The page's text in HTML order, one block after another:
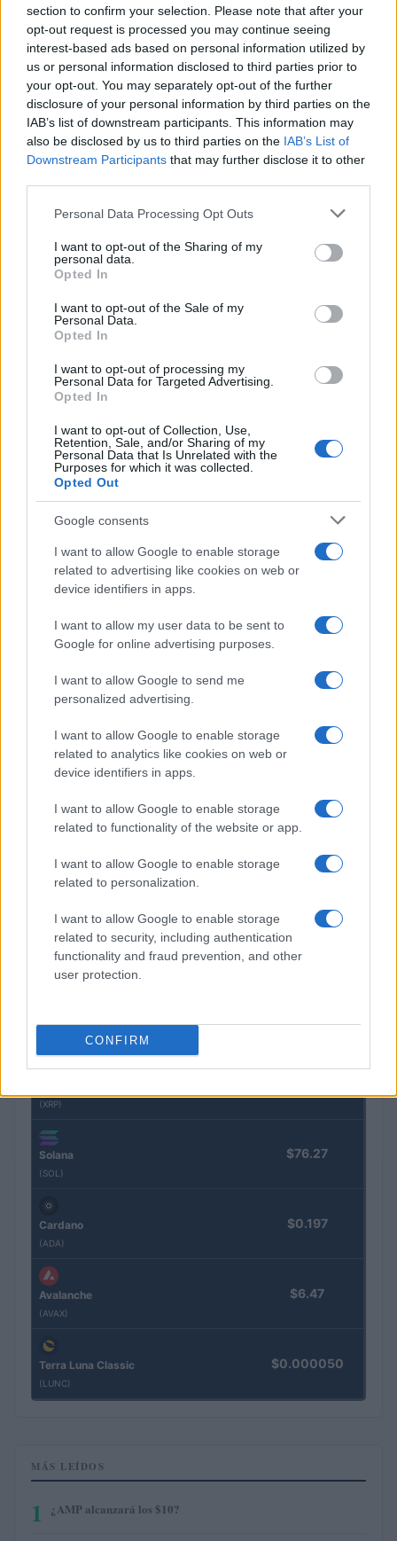
section to confirm your selection. Please note that after your
opt-out request is processed you may continue seeing
interest-based ads based on personal information utilized by
us or personal information disclosed to third parties prior to
your opt-out. You may separately opt-out of the further
disclosure of your personal information by third parties on the
IAB’s list of downstream participants. This information may
also be disclosed by us to third parties on the IAB’s List of
Downstream Participants that may further disclose it to other
Please note that this website/app uses one or more Google
not limited to your visit or usage behaviour. You may click to
grant or deny consent to Google and its third-party tags to
use your data for below specified purposes in below Google
consent section.
Personal Data Processing Opt Outs
I want to opt-out of the Sharing of my
personal data.
Opted In
I want to opt-out of the Sale of my
Personal Data.
Opted In
I want to opt-out of processing my
Personal Data for Targeted Advertising.
Opted In
I want to opt-out of Collection, Use,
Retention, Sale, and/or Sharing of my
Personal Data that Is Unrelated with the
Purposes for which it was collected.
Opted Out
Google consents
I want to allow Google to enable storage
related to advertising like cookies on web or
device identifiers in apps.
I want to allow my user data to be sent to
Google for online advertising purposes.
I want to allow Google to send me
personalized advertising.
I want to allow Google to enable storage
related to analytics like cookies on web or
device identifiers in apps.
I want to allow Google to enable storage
related to functionality of the website or app.
I want to allow Google to enable storage
related to personalization.
I want to allow Google to enable storage
related to security, including authentication
functionality and fraud prevention, and other
user protection.
CONFIRM
Francia se convierte en el epicentro de los robos violentos de
criptomonedas
Diego Martín · 9 Ago 2026
Jorge Messi fallece a los 68 años: El pilar fundamental de
Lionel Messi
Lucía Herrera · 9 Ago 2026
IMPUESTO
Cómo planificar tus impuestos cripto: trading, staking y más
Diego Martín · 9 Ago 2026
COTIZACIONES CRYPTO
Nombre Precio
Bitcoin $64,785.00
Ethereum $1,912.92
(XRP)
Solana
(SOL)
$76.27
Cardano
(ADA)
$0.197
Avalanche
(AVAX)
$6.47
Terra Luna Classic
(LUNC)
$0.000050
MÁS LEÍDOS
1 ¿AMP alcanzará los $10?